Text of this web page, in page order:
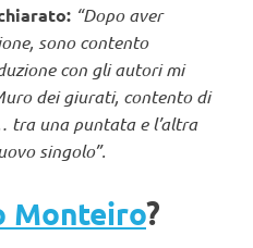
“Dopo aver
sono contento
con gli autori mi
dei giurati, contento di
tra una puntata e l’altra
singolo”.
Monteiro?